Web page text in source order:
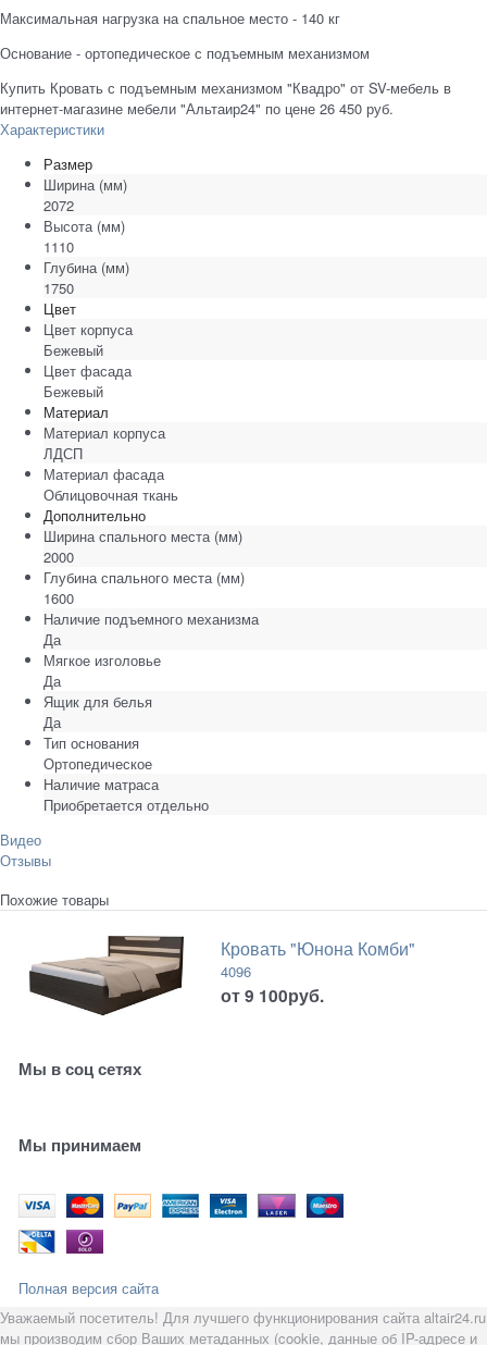
Максимальная нагрузка на спальное место - 140 кг
Основание - ортопедическое с подъемным механизмом
Купить Кровать с подъемным механизмом "Квадро" от SV-мебель в
интернет-магазине мебели "Альтаир24" по цене 26 450 руб.
Характеристики
Размер
Ширина (мм)
2072
Высота (мм)
1110
Глубина (мм)
1750
Цвет
Цвет корпуса
Бежевый
Цвет фасада
Бежевый
Материал
Материал корпуса
ЛДСП
Материал фасада
Облицовочная ткань
Дополнительно
Ширина спального места (мм)
2000
Глубина спального места (мм)
1600
Наличие подъемного механизма
Да
Мягкое изголовье
Да
Ящик для белья
Да
Тип основания
Ортопедическое
Наличие матраса
Приобретается отдельно
Видео
Отзывы
Похожие товары
Кровать "Юнона Комби"
4096
от9 100руб.
Мы в соц сетях
Мы принимаем
Полная версия сайта
Уважаемый посетитель! Для лучшего функционирования сайта altair24.ru
мы производим сбор Ваших метаданных (cookie, данные об IP-адресе и